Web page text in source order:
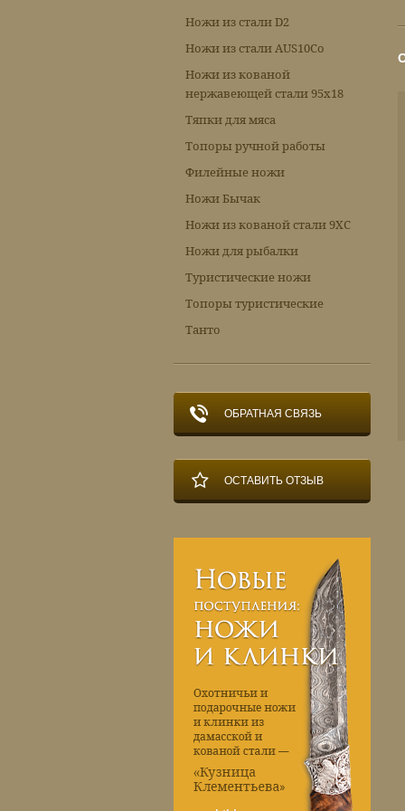
Ножи из стали D2
Ножи из стали AUS10Co
Ножи из кованой
нержавеющей стали 95х18
Тяпки для мяса
Топоры ручной работы
Филейные ножи
Ножи Бычак
Ножи из кованой стали 9ХС
Ножи для рыбалки
Туристические ножи
Топоры туристические
Танто
ОБРАТНАЯ СВЯЗЬ
ОСТАВИТЬ ОТЗЫВ